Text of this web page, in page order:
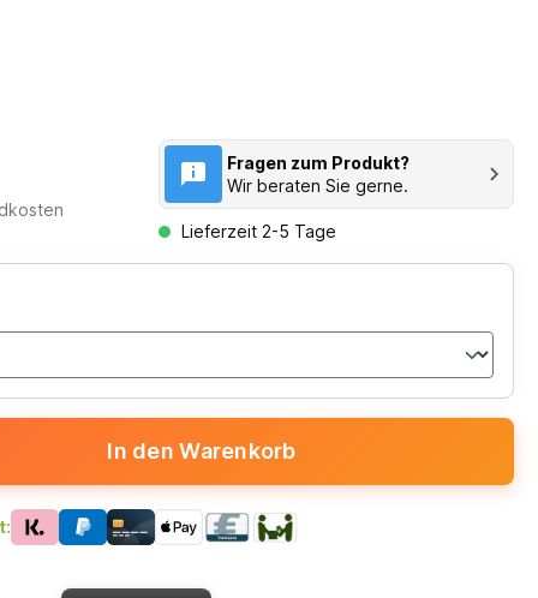
Fragen zum Produkt?
Wir beraten Sie gerne.
Lieferzeit 2-5 Tage
In den Warenkorb